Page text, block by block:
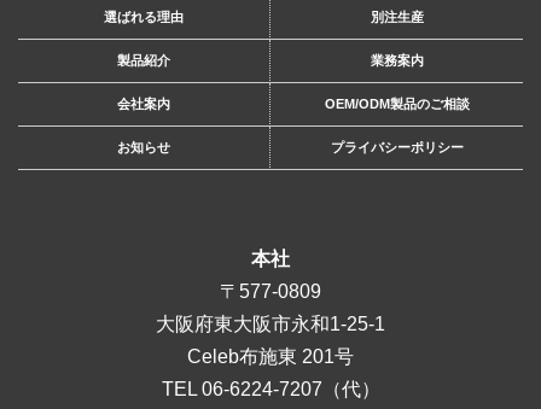
選ばれる理由 別注生産
製品紹介 業務案内
会社案内 OEM/ODM製品のご相談
お知らせ プライバシーポリシー
本社
〒577-0809
大阪府東大阪市永和1-25-1
Celeb布施東 201号
TEL 06-6224-7207 （代）